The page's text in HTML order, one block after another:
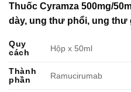
Thuốc Cyramza 500mg/
dày, ung thư phổi, ung thư
Quy
cách
Hộp x 50ml
Thành
phần
Ramucirumab